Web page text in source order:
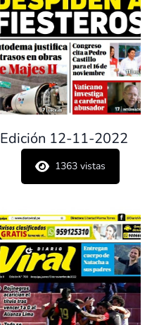
Edición 12-11-2022
1363 vistas